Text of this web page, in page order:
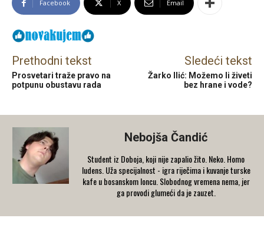
Facebook X Email
Prethodni tekst
Prosvetari traže pravo na
potpunu obustavu rada
Sledeći tekst
Žarko Ilić: Možemo li živeti
bez hrane i vode?
Nebojša Čandić
Student iz Doboja, koji nije zapalio žito. Neko. Homo
ludens. Uža specijalnost - igra riječima i kuvanje turske
kafe u bosanskom loncu. Slobodnog vremena nema, jer
ga provodi glumeći da je zauzet.